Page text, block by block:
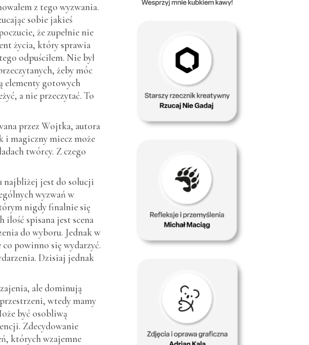
z tego wyzwania.
sobie jakieś
że zupełnie nie
życia, który sprawia
odpuściłem. Nie był
żeby móc
elementy gotowych
a nie przeczytać. To
przez Wojtka, autora
i magiczny miecz może
twórcy. Z czego
najbliżej jest do solucji
wyzwań w
nigdy finalnie się
ilość spisana jest scena
do wyboru. Jednak w
powinno się wydarzyć.
Dzisiaj jednak
ale dominują
wtedy mamy
być osobliwą
Zdecydowanie
których wzajemne